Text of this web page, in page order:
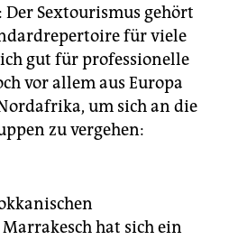
Der Sextourismus gehört
für viele
gut für professionelle
vor allem aus Europa
um sich an die
zu vergehen:
hat sich ein